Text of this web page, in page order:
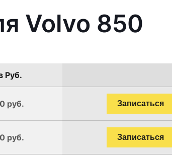
Volvo 850
Руб.
руб. Записаться
руб. Записаться